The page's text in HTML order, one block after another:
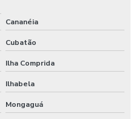
No Paraná
Em Santa Catarina
Cananéia
Cubatão
Ilha Comprida
Ilhabela
Mongaguá